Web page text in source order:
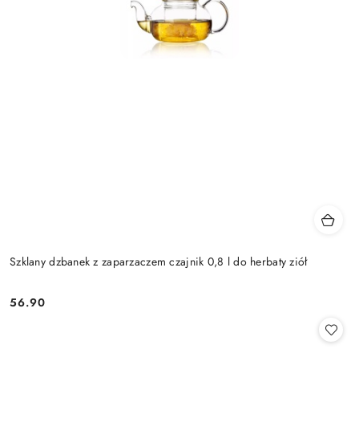
Szklany dzbanek z zaparzaczem czajnik 0,8 l do herbaty ziół
Cena:
56.90